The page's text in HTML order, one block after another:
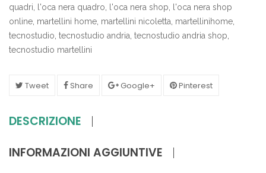
quadri
l'oca nera quadro l'oca nera shop
l'oca nera shop
online martellini home martellini nicoletta martellinihome
tecnostudio tecnostudio andria tecnostudio andria shop
tecnostudio martellini
Tweet Share Google+ Pinterest
DESCRIZIONE
INFORMAZIONI AGGIUNTIVE